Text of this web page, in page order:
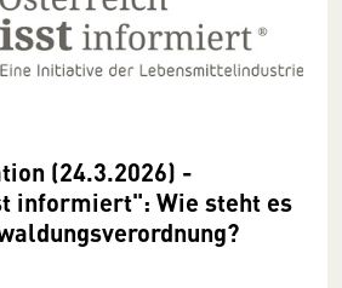
(24.3.2026) -
informiert": Wie steht es